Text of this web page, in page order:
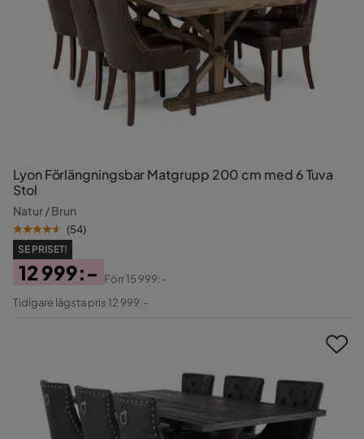
Lyon Förlängningsbar Matgrupp 200 cm med 6 Tuva
Stol
Natur / Brun
(54)
SE PRISET!
Pris
12 999:-
Original
Förr15 999:-
Tidigare lägsta pris 12 999:-